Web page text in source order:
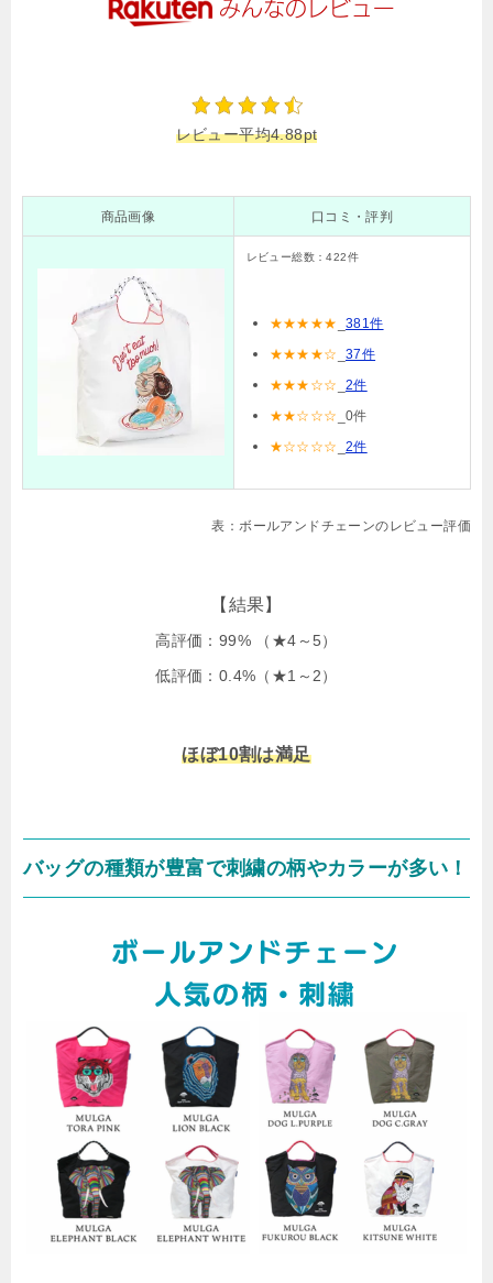
レビュー平均4.88pt
商品画像 口コミ・評判
レビュー総数：422件
★★★ ★★
381件
★★★★☆
37件
★★★☆☆
2件
★★☆☆☆
_0件
★☆☆☆☆
2件
表：ボールアンドチェーンのレビュー評価
【結果】
高評価：99% （★4～5）
低評価：0.4%（★1～2）
ほぼ10割は満足
バッグの種類が豊富で刺繍の柄やカラーが多い！